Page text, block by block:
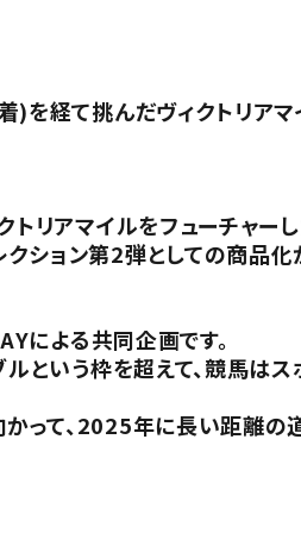
)を経て挑んだヴィクトリア
リアマイルをフューチャー
ション第2弾としての商品
による共同企画です。
という枠を超えて、競馬はス
って、2025年に長い距離の